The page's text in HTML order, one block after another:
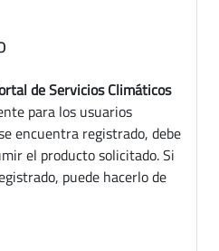
de Servicios Climáticos
para los usuarios
encuentra registrado, debe
el producto solicitado. Si
puede hacerlo de